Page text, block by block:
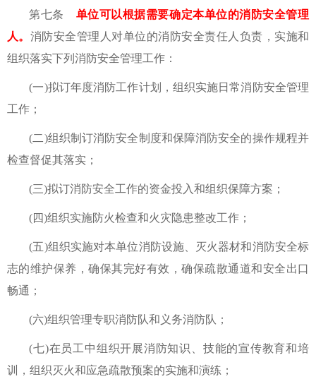
第七条 单位可以根据需要确定本单位的消防安全管理
人。 消防安全管理人对单位的消防安全责任人负责，实施和
组织落实下列消防安全管理工作：
(一)拟订年度消防工作计划，组织实施日常消防安全管理
工作；
(二)组织制订消防安全制度和保障消防安全的操作规程并
检查督促其落实；
(三)拟订消防安全工作的资金投入和组织保障方案；
(四)组织实施防火检查和火灾隐患整改工作；
(五)组织实施对本单位消防设施、灭火器材和消防安全标
志的维护保养，确保其完好有效，确保疏散通道和安全出口
畅通；
(六)组织管理专职消防队和义务消防队；
(七)在员工中组织开展消防知识、技能的宣传教育和培
训，组织灭火和应急疏散预案的实施和演练；